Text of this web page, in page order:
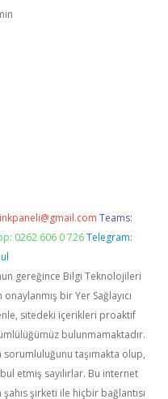
Teams:
0262 606 0 726 Telegram:
gereğince Bilgi Teknolojileri
bir Yer Sağlayıcı
sitedeki içerikleri proaktif
bulunmamaktadır.
sorumluluğunu taşımakta olup,
etmiş sayılırlar. Bu internet
şirketi ile hiçbir bağlantısı